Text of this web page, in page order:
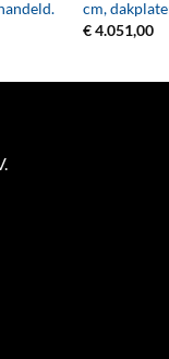
cm,
€4.051,00